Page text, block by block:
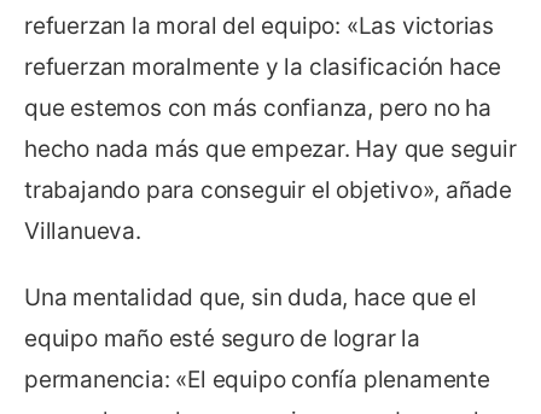
refuerzan la moral del equipo: «Las victorias
refuerzan moralmente y la clasificación hace
que estemos con más confianza, pero no ha
hecho nada más que empezar. Hay que seguir
trabajando para conseguir el objetivo», añade
Villanueva.
Una mentalidad que, sin duda, hace que el
equipo maño esté seguro de lograr la
permanencia: «El equipo confía plenamente